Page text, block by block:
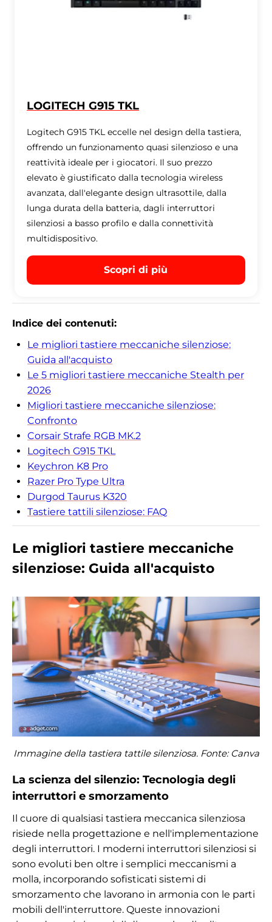
LOGITECH G915 TKL
Logitech G915 TKL eccelle nel design della tastiera,
offrendo un funzionamento quasi silenzioso e una
reattività ideale per i giocatori. Il suo prezzo
elevato è giustificato dalla tecnologia wireless
avanzata, dall'elegante design ultrasottile, dalla
lunga durata della batteria, dagli interruttori
silenziosi a basso profilo e dalla connettività
multidispositivo.
Scopri di più
Indice dei contenuti:
Le migliori tastiere meccaniche silenziose:
Guida all'acquisto
Le 5 migliori tastiere meccaniche Stealth per
2026
Migliori tastiere meccaniche silenziose:
Confronto
Corsair Strafe RGB MK.2
Logitech G915 TKL
Keychron K8 Pro
Razer Pro Type Ultra
Durgod Taurus K320
Tastiere tattili silenziose: FAQ
Le migliori tastiere meccaniche
silenziose: Guida all'acquisto
Immagine della tastiera tattile silenziosa. Fonte: Canva
La scienza del silenzio: Tecnologia degli
interruttori e smorzamento
Il cuore di qualsiasi tastiera meccanica silenziosa
risiede nella progettazione e nell'implementazione
degli interruttori. I moderni interruttori silenziosi si
sono evoluti ben oltre i semplici meccanismi a
molla, incorporando sofisticati sistemi di
smorzamento che lavorano in armonia con le parti
mobili dell'interruttore. Queste innovazioni